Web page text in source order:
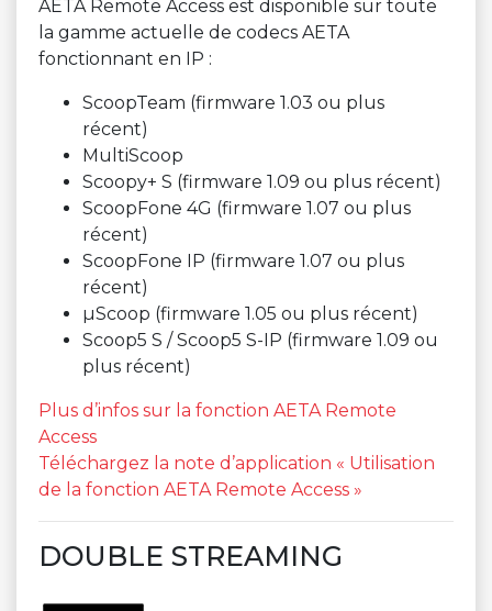
AETA Remote Access est disponible sur toute
la gamme actuelle de codecs AETA
fonctionnant en IP :
ScoopTeam (firmware 1.03 ou plus
récent)
MultiScoop
Scoopy+ S (firmware 1.09 ou plus récent)
ScoopFone 4G (firmware 1.07 ou plus
récent)
ScoopFone IP (firmware 1.07 ou plus
récent)
µScoop (firmware 1.05 ou plus récent)
Scoop5 S / Scoop5 S-IP (firmware 1.09 ou
plus récent)
Plus d’infos sur la fonction AETA Remote
Access
Téléchargez la note d’application « Utilisation
de la fonction AETA Remote Access »
DOUBLE STREAMING